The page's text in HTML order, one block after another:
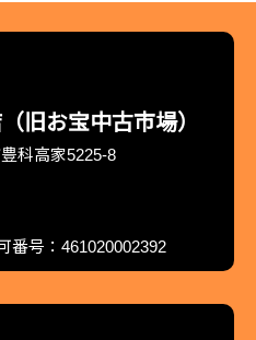
旧お宝中古市場）
科高家5225-8
号：461020002392